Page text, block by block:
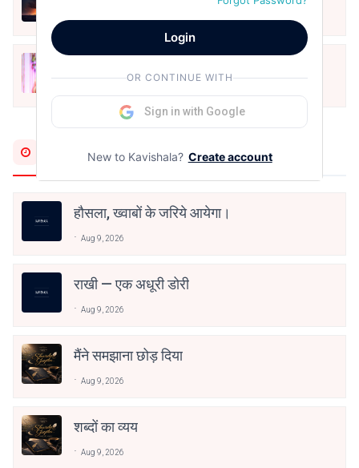
May 12, 2024
अनामिका अम्बर जैन
Most Recent
हौसला, ख्वाबों के जरिये आयेगा।
Aug 9, 2026
राखी — एक अधूरी डोरी
Aug 9, 2026
मैंने समझाना छोड़ दिया
Aug 9, 2026
शब्दों का व्यय
Aug 9, 2026
Login
OR CONTINUE WITH
Sign in with Google
New to Kavishala? Create account